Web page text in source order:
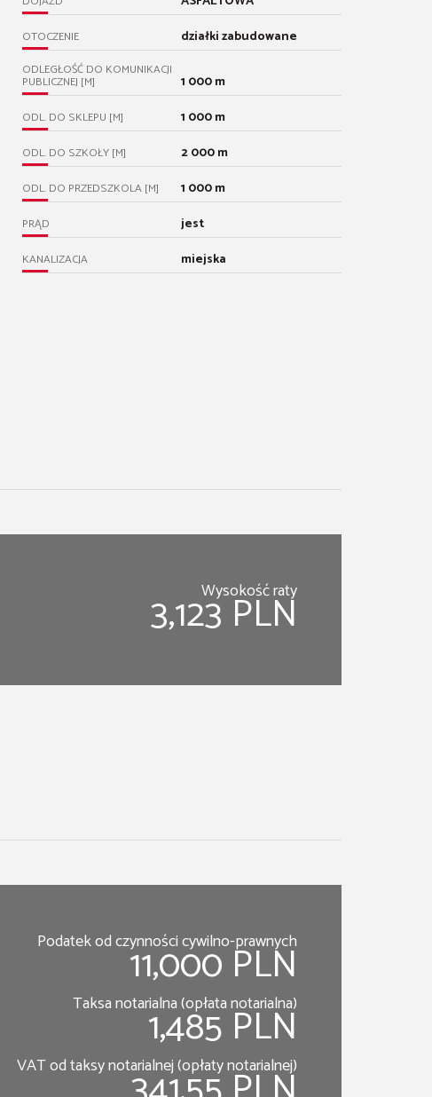
OTOCZENIE działki zabudowane
ODLEGŁOŚĆ DO KOMUNIKACJI
PUBLICZNEJ [M] 1 000 m
ODL. DO SKLEPU [M] 1 000 m
ODL. DO SZKOŁY [M] 2 000 m
ODL. DO PRZEDSZKOLA [M] 1 000 m
PRĄD jest
KANALIZACJA miejska
Wysokość raty
3,123 PLN
Podatek od czynności cywilno-prawnych
11,000 PLN
Taksa notarialna (opłata notarialna)
1,485 PLN
VAT od taksy notarialnej (opłaty notarialnej)